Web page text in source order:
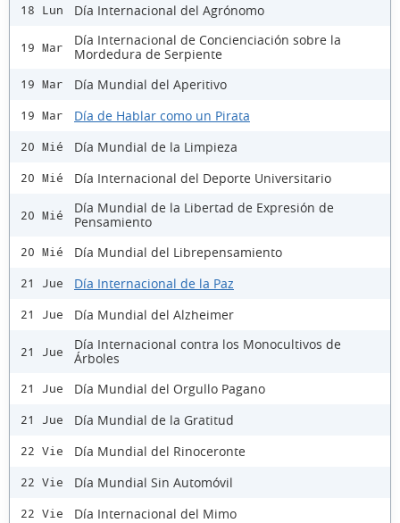
18 Lun Día Internacional del Agrónomo
19 Mar
Día Internacional de Concienciación sobre la
Mordedura de Serpiente
19 Mar Día Mundial del Aperitivo
19 Mar Día de Hablar como un Pirata
20 Mié Día Mundial de la Limpieza
20 Mié Día Internacional del Deporte Universitario
20 Mié
Día Mundial de la Libertad de Expresión de
Pensamiento
20 Mié Día Mundial del Librepensamiento
21 Jue Día Internacional de la Paz
21 Jue Día Mundial del Alzheimer
21 Jue
Día Internacional contra los Monocultivos de
Árboles
21 Jue Día Mundial del Orgullo Pagano
21 Jue Día Mundial de la Gratitud
22 Vie Día Mundial del Rinoceronte
22 Vie Día Mundial Sin Automóvil
22 Vie Día Internacional del Mimo